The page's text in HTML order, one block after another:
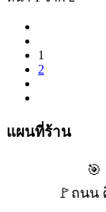
1
2
แผนที่ร้าน
🚩ถนน